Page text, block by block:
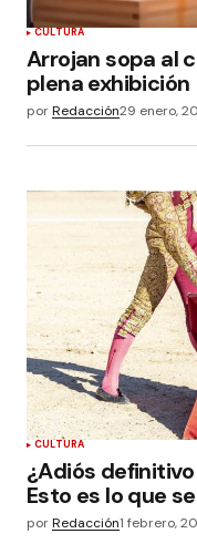
CULTURA
Arrojan sopa al
plena exhibición
porRedacción29 enero,
CULTURA
¿Adiós
Esto es lo que
porRedacción1 febrero,